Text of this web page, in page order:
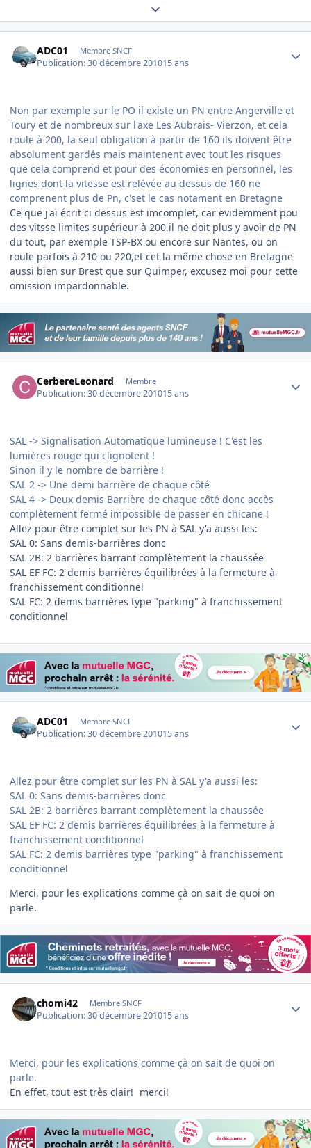
Expand topic overview
ADC01 Membre SNCF
Publication:30 décembre 201015 ans
Non par exemple sur le PO il existe un PN entre Angerville et
Toury et de nombreux sur l'axe Les Aubrais- Vierzon, et cela
roule à 200, la seul obligation à partir de 160 ils doivent être
absolument gardés mais maintenent avec tout les risques
que cela comprend et pour des économies en personnel, les
lignes dont la vitesse est relévée au dessus de 160 ne
comprenent plus de Pn, c'set le cas notament en Bretagne
Ce que j'ai écrit ci dessus est imcomplet, car evidemment pou
des vitsse limites supérieur à 200,il ne doit plus y avoir de PN
du tout, par exemple TSP-BX ou encore sur Nantes, ou on
roule parfois à 210 ou 220,et cet la même chose en Bretagne
aussi bien sur Brest que sur Quimper, excusez moi pour cette
omission impardonnable.
CerbereLeonard Membre
Publication:30 décembre 201015 ans
SAL -> Signalisation Automatique lumineuse ! C'est les
lumières rouge qui clignotent !
Sinon il y le nombre de barrière !
SAL 2 -> Une demi barrière de chaque côté
SAL 4 -> Deux demis Barrière de chaque côté donc accès
complètement fermé impossible de passer en chicane !
Allez pour être complet sur les PN à SAL y'a aussi les:
SAL 0: Sans demis-barrières donc
SAL 2B: 2 barrières barrant complètement la chaussée
SAL EF FC: 2 demis barrières équilibrées à la fermeture à
franchissement conditionnel
SAL FC: 2 demis barrières type "parking" à franchissement
conditionnel
ADC01 Membre SNCF
Publication:30 décembre 201015 ans
Allez pour être complet sur les PN à SAL y'a aussi les:
SAL 0: Sans demis-barrières donc
SAL 2B: 2 barrières barrant complètement la chaussée
SAL EF FC: 2 demis barrières équilibrées à la fermeture à
franchissement conditionnel
SAL FC: 2 demis barrières type "parking" à franchissement
conditionnel
Merci, pour les explications comme çà on sait de quoi on
parle.
chomi42 Membre SNCF
Publication:30 décembre 201015 ans
Merci, pour les explications comme çà on sait de quoi on
parle.
En effet, tout est très clair! merci!